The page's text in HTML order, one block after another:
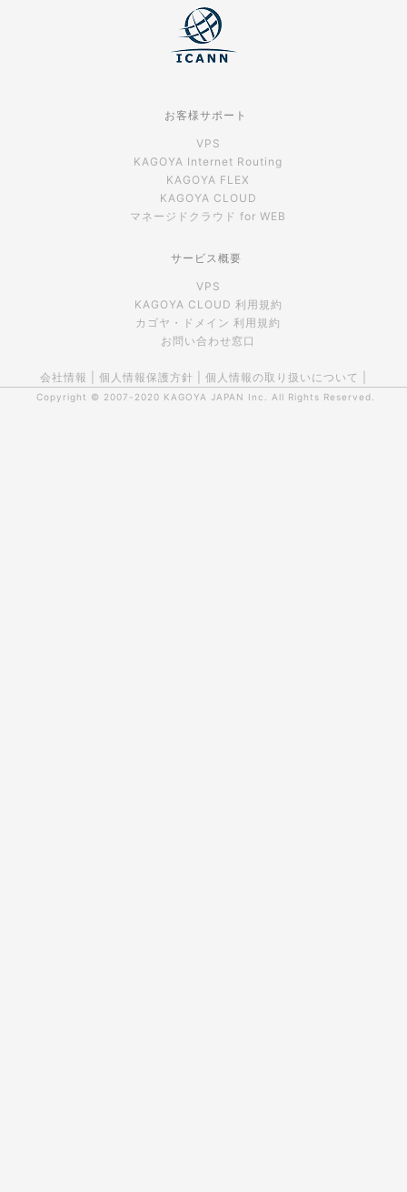
お客様サポート
VPS
KAGOYA Internet Routing
KAGOYA FLEX
KAGOYA CLOUD
マネージドクラウド for WEB
サービス概要
VPS
KAGOYA CLOUD 利用規約
カゴヤ・ドメイン 利用規約
お問い合わせ窓口
会社情報 個人情報保護方針 個人情報の取り扱いについて
Copyright © 2007-2020 KAGOYA JAPAN Inc. All Rights Reserved.